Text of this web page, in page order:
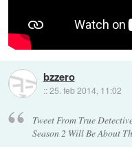
bzzero
::25. feb 2014, 11:02
Tweet From True
Season 2 Will Be About